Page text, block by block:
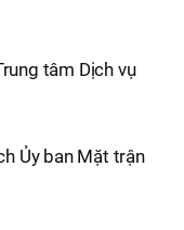
tâm Dịch vụ
Ủy ban Mặt trận